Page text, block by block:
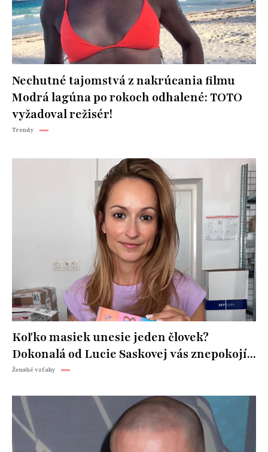
Nechutné tajomstvá z nakrúcania filmu
Modrá lagúna po rokoch odhalené: TOTO
vyžadoval režisér!
Trendy
Koľko masiek unesie jeden človek?
Dokonalá od Lucie Saskovej vás znepokojí...
Ženské vzťahy